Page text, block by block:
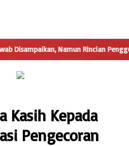
Rincian Penggunaan Dana Desa
Kasih Kepada
Pengecoran